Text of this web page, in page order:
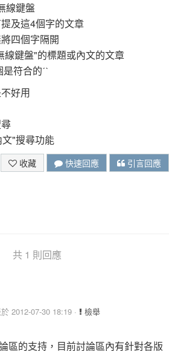
線鍵盤
及這4個字的文章
四個字隔開
線鍵盤"的標題或內文的文章
符合的ˊˋ
好用
"搜尋功能
收藏 快速回應 引言回應
共 1 則回應
2012-07-30 18:19 · 檢舉
區的支持，目前討論區內有針對各版